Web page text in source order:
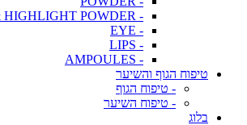
- BLUSH & HIGHLIGHT POWDER
- EYE
- LIPS
- AMPOULES
טיפוח הגוף והשיער
- טיפוח הגוף
- טיפוח השיער
בלוג